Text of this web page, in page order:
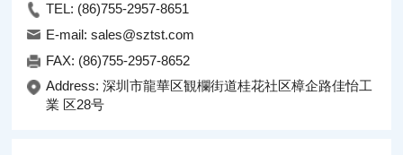
TEL: (86)755-2957-8651
E-mail: sales@sztst.com
FAX: (86)755-2957-8652
Address: 深圳市龍華区観欄街道桂花社区樟企路佳怡工
業 区28号